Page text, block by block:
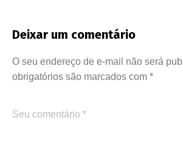
Deixar um comentário
O seu endereço de e-mail não será
obrigatórios são marcados com *